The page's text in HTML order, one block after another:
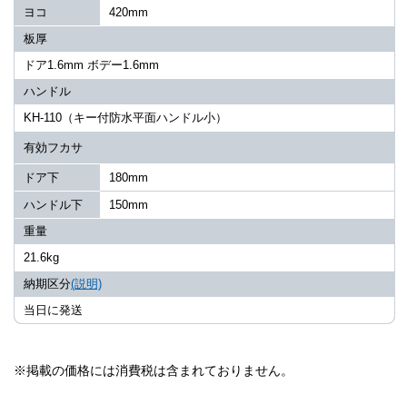
ヨコ
420mm
板厚
ドア1.6mm ボデー1.6mm
ハンドル
KH-110（キー付防水平面ハンドル小）
有効フカサ
ドア下
180mm
ハンドル下
150mm
重量
21.6kg
納期区分(説明)
当日に発送
※掲載の価格には消費税は含まれておりません。